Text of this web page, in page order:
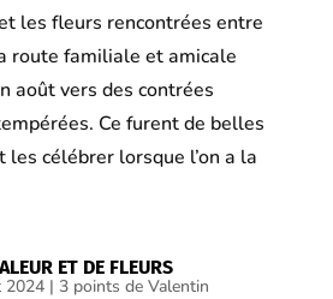
les fleurs rencontrées entre
route familiale et amicale
août vers des contrées
Ce furent de belles
les célébrer lorsque l’on a la
ET DE FLEURS
2024| 3 points de Valentin